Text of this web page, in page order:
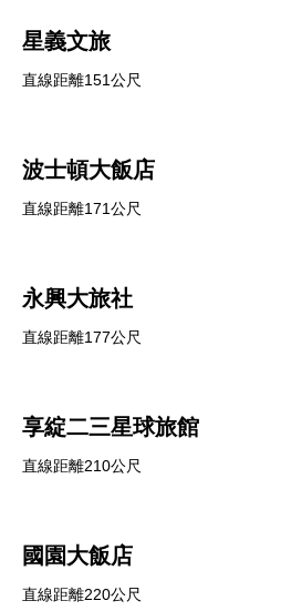
星義文旅
直線距離151公尺
波士頓大飯店
直線距離171公尺
永興大旅社
直線距離177公尺
享綻二三星球旅館
直線距離210公尺
國園大飯店
直線距離220公尺